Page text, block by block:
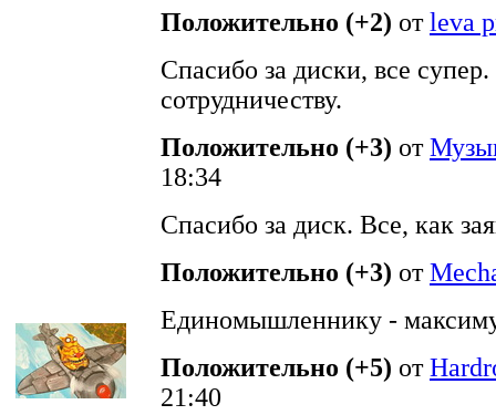
Положительно (+2) отleva
Спасибо за диски, все
сотрудничеству.
Положительно (+3) от
18:34
Спасибо за диск. Все, как
Положительно (+3) от
Единомышленнику -
Положительно (+5) от
21:40